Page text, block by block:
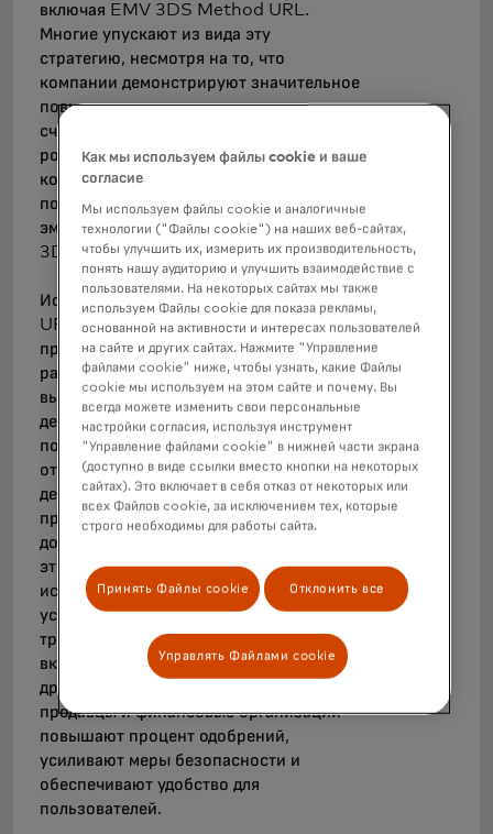
включая EMV 3DS Method URL.
Многие упускают из вида эту
стратегию, несмотря на то, что
компании демонстрируют значительное
повышение производительности за
счет беспрепятственных платежей. Этот
рост выражается в снижении
количества запросов на
подтверждение, когда и продавец, и
эмитент, и их ACS поддерживают EMV
3DS Method URL.
Использование EMV 3DS Method
URL позволяет ACS предоставить
продавцам скрипт для сбора
расширенного набора данных,
выходящего за рамки стандартных
деталей транзакций. Эти данные
помогают эмитенту решить, стоит ли
отправить запрос на подтверждение
держателю карты или разрешить
проведение транзакции без
дополнительных проверок. В число
этих расширенных данных входит
историческая информация об
устройстве, с которого происходит
транзакция, а также данные о браузере,
включая IP-адрес, часовые пояса и
другие. С помощью этой аналитики
продавцы и финансовые организации
повышают процент одобрений,
усиливают меры безопасности и
обеспечивают удобство для
пользователей.
Как мы используем файлы cookie и ваше
согласие
Мы используем файлы cookie и аналогичные
технологии ("Файлы cookie") на наших веб-сайтах,
чтобы улучшить их, измерить их производительность,
понять нашу аудиторию и улучшить взаимодействие с
пользователями. На некоторых сайтах мы также
используем Файлы cookie для показа рекламы,
основанной на активности и интересах пользователей
на сайте и других сайтах. Нажмите "Управление
файлами cookie" ниже, чтобы узнать, какие Файлы
cookie мы используем на этом сайте и почему. Вы
всегда можете изменить свои персональные
настройки согласия, используя инструмент
"Управление файлами cookie" в нижней части экрана
(доступно в виде ссылки вместо кнопки на некоторых
сайтах). Это включает в себя отказ от некоторых или
всех Файлов cookie, за исключением тех, которые
строго необходимы для работы сайта.
Принять Файлы cookie Отклонить все
Управлять Файлами cookie